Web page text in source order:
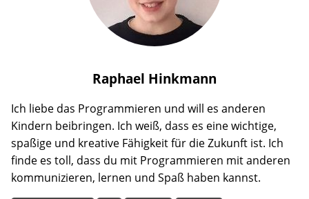
Raphael Hinkmann
Ich liebe das Programmieren und will es anderen
Kindern beibringen. Ich weiß, dass es eine wichtige,
spaßige und kreative Fähigkeit für die Zukunft ist. Ich
finde es toll, dass du mit Programmieren mit anderen
kommunizieren, lernen und Spaß haben kannst.